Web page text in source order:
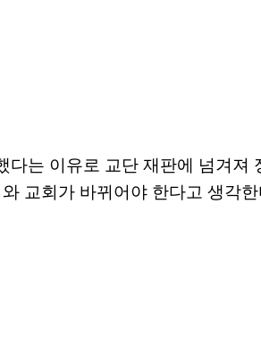
다는 이유로 교단 재판에 넘겨져
교회가 바뀌어야 한다고 생각